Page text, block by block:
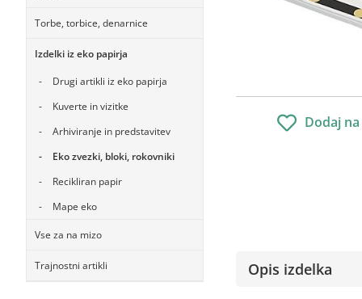
Torbe, torbice, denarnice
Izdelki iz eko papirja
Drugi artikli iz eko papirja
Kuverte in vizitke
Arhiviranje in predstavitev
Eko zvezki, bloki, rokovniki
Recikliran papir
Mape eko
Vse za na mizo
Trajnostni artikli
Dodaj
Opis izdelka